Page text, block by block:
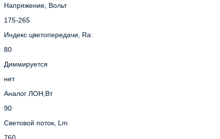
Напряжение, Вольт
175-265
Индекс цветопередачи, Ra:
80
Диммируется
нет
Аналог ЛОН,Вт
90
Световой поток, Lm